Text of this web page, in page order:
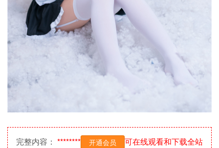
完整内容： ******** 开通会员
可在线观看和下载全站